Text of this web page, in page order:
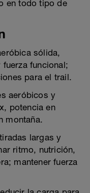
en todo tipo de
sólida,
funcional;
para el trail.
aeróbicos y
potencia en
montaña.
largas y
ritmo, nutrición,
mantener fuerza